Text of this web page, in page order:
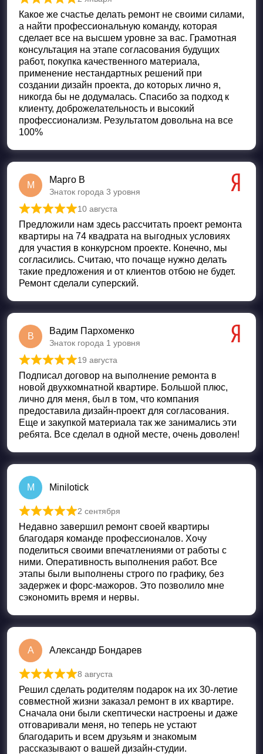
Оценка 5из 5
Какое же счастье делать ремонт не своими силами,
а найти профессиональную команду, которая
сделает все на высшем уровне за вас. Грамотная
консультация на этапе согласования будущих
работ, покупка качественного материала,
применение нестандартных решений при
создании дизайн проекта, до которых лично я,
никогда бы не додумалась. Спасибо за подход к
клиенту, доброжелательность и высокий
профессионализм. Результатом довольна на все
100%
М
Марго В
Знаток города 3 уровня
Оценка5 из 5
10 августа
Предложили нам здесь рассчитать проект ремонта
квартиры на 74 квадрата на выгодных условиях
для участия в конкурсном проекте. Конечно, мы
согласились. Считаю, что почаще нужно делать
такие предложения и от клиентов отбою не будет.
Ремонт сделали суперский.
В
Вадим Пархоменко
Знаток города 1 уровня
Оценка5 из 5
19 августа
Подписал договор на выполнение ремонта в
новой двухкомнатной квартире. Большой плюс,
лично для меня, был в том, что компания
предоставила дизайн-проект для согласования.
Еще и закупкой материала так же занимались эти
ребята. Все сделал в одной месте, очень доволен!
M Minilotick
Оценка 5из 5
2 сентября
Недавно завершил ремонт своей квартиры
благодаря команде профессионалов. Хочу
поделиться своими впечатлениями от работы с
ними. Оперативность выполнения работ. Все
этапы были выполнены строго по графику, без
задержек и форс-мажоров. Это позволило мне
сэкономить время и нервы.
А Александр Бондарев
Оценка 5из 5
8 августа
Решил сделать родителям подарок на их 30-летие
совместной жизни заказал ремонт в их квартире.
Сначала они были скептически настроены и даже
отговаривали меня, но теперь не устают
благодарить и всем друзьям и знакомым
рассказывают о вашей дизайн-студии.